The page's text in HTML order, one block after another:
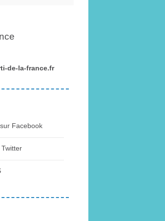
de-la-france.fr
Facebook